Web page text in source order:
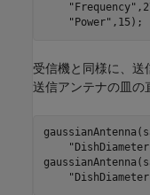
"Frequency"
"Power"
受信機と同様に、
送信アンテナの皿の